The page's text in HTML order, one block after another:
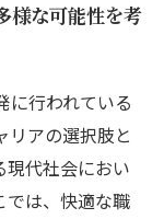
様な可能性を考
に行われている
リアの選択肢と
現代社会におい
では、快適な職